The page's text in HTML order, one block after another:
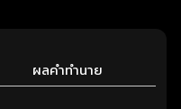
ผลคำทำนาย